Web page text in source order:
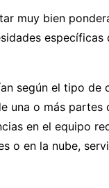
muy bien
según el tipo
una o más partes
en el equipo
o en la nube,